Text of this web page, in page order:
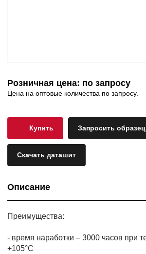
Розничная цена: по запросу
Цена на оптовые количества по запросу.
Купить Запросить образец
Скачать даташит
Описание
Преимущества:
- время наработки – 3000 часов при
+105°C